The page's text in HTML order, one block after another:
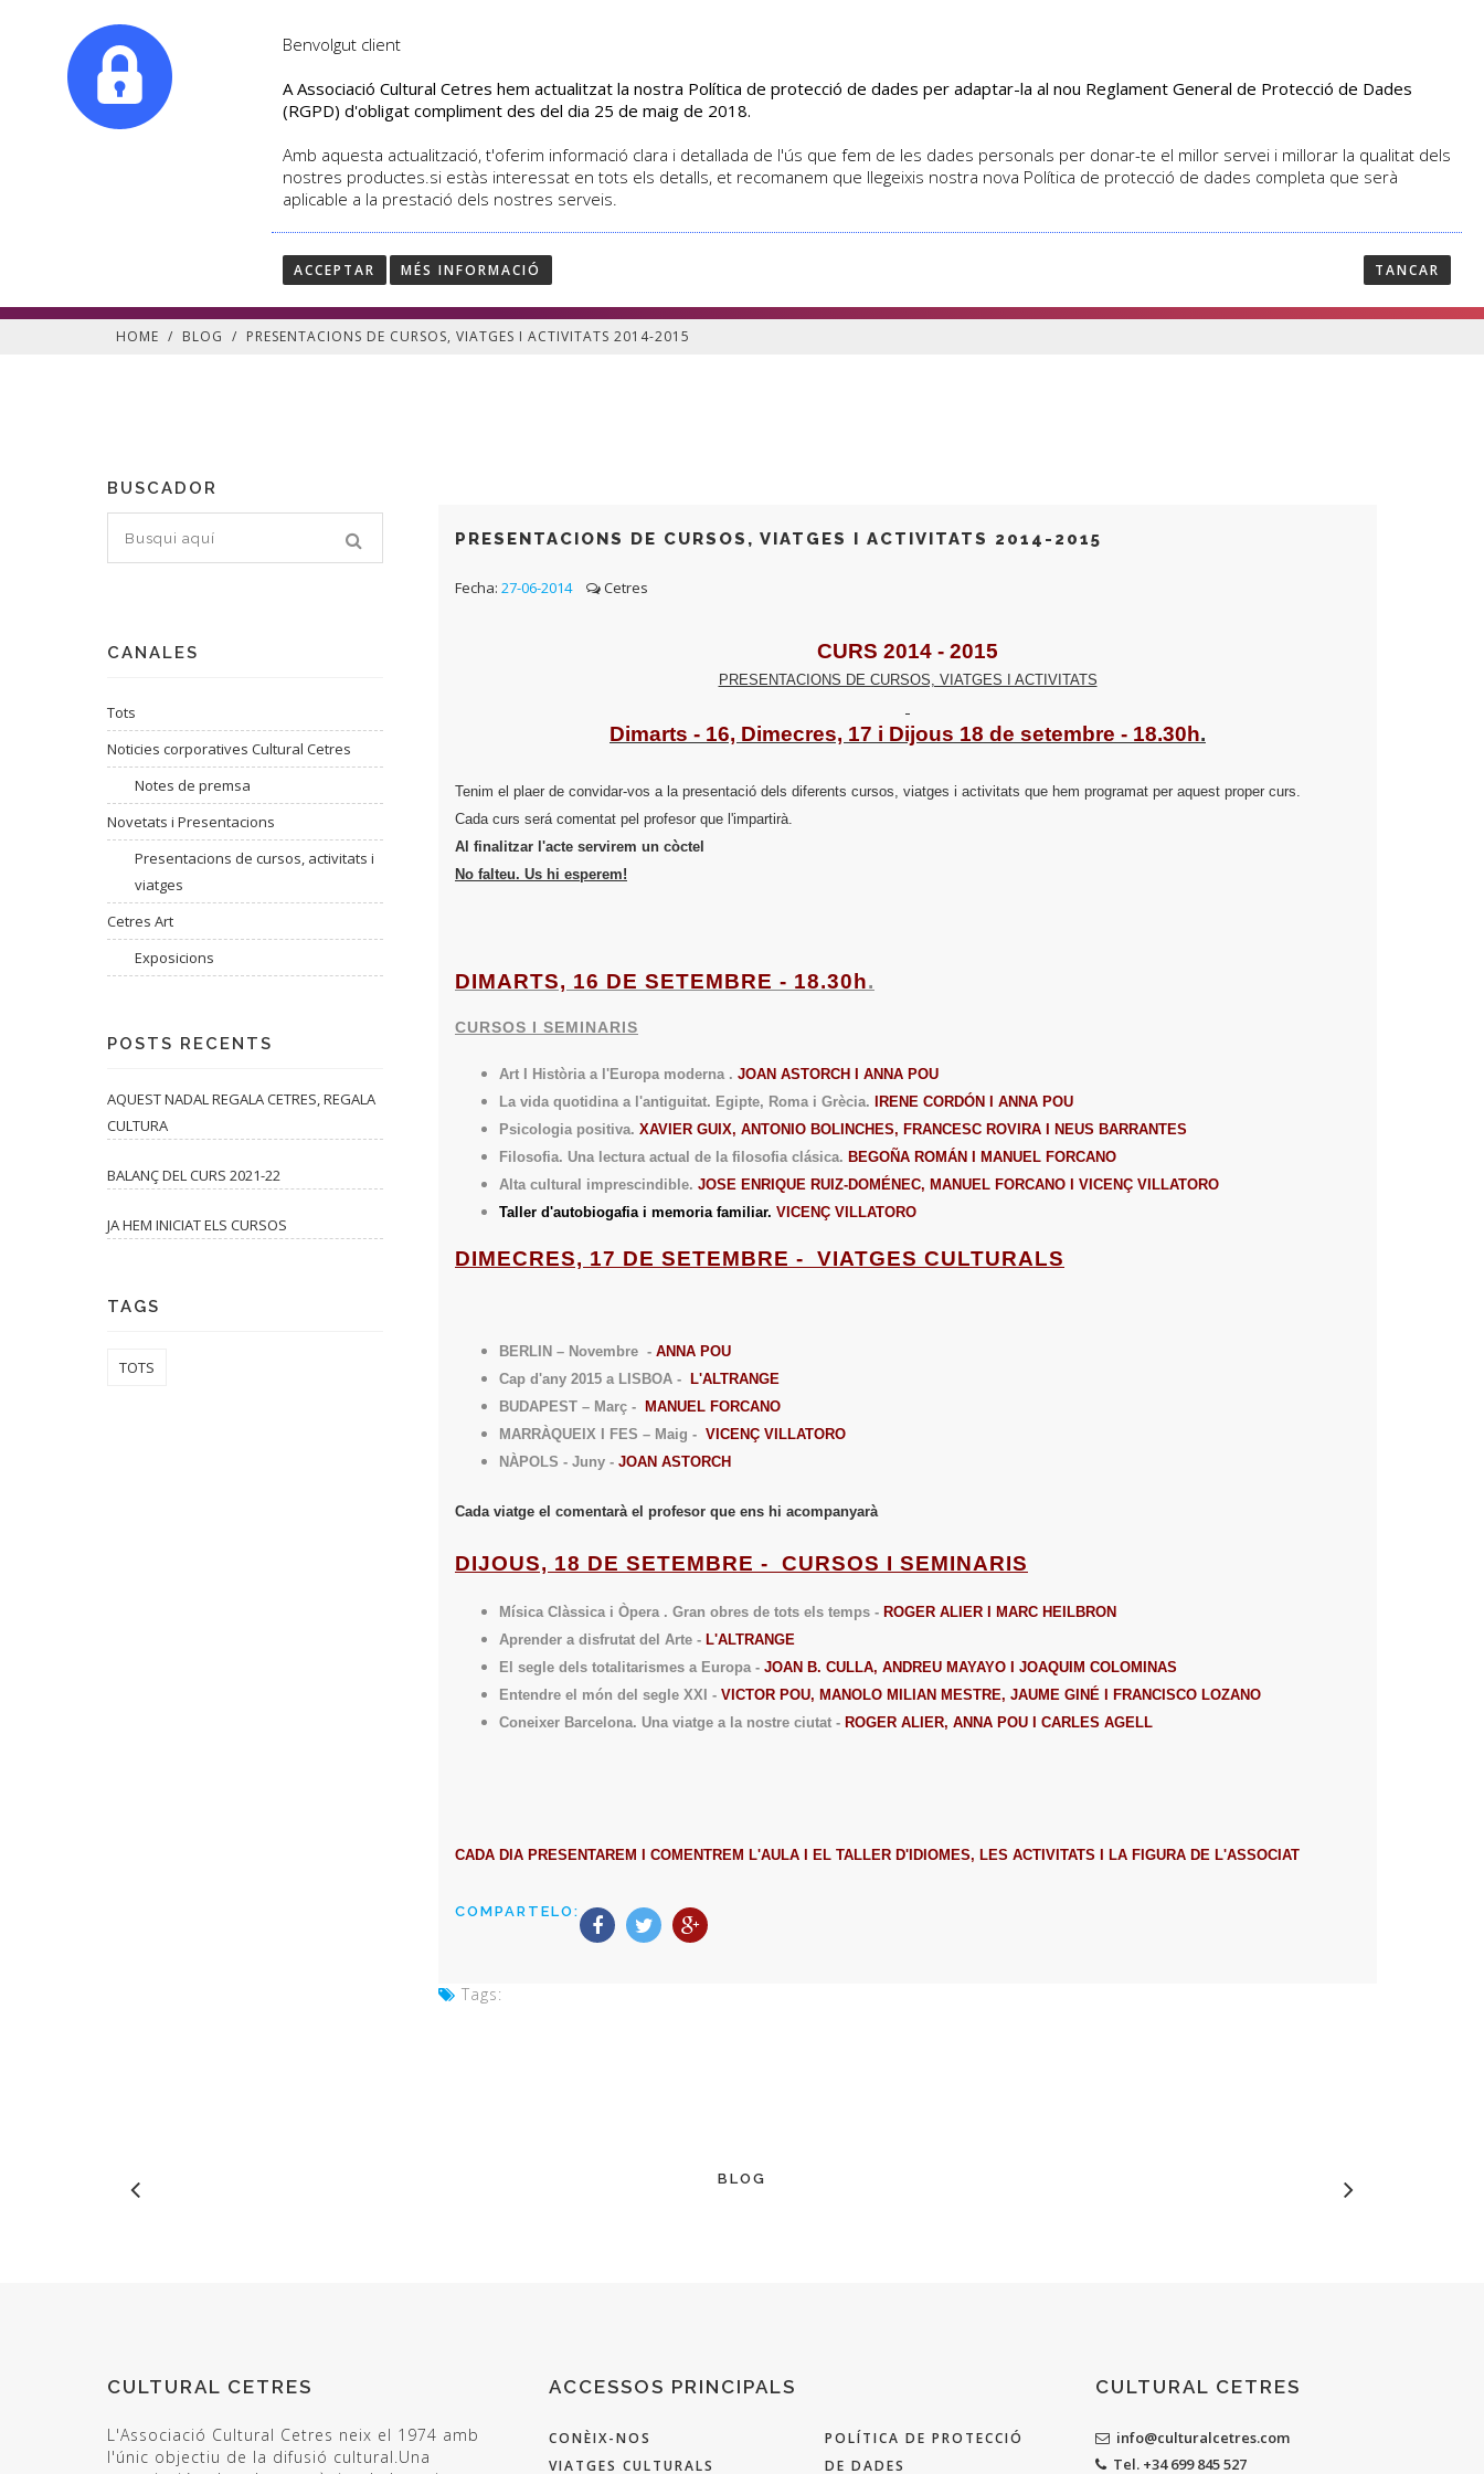
EL CENTRE CURSOS ACTIVITATS ASSOCIATS PROFESSORAT NOTICIES CONTACTAR
Presentacions de cursos, viatges i activitats 2014-2015
Presentacions curs 2014-2015
HOME / BLOG / PRESENTACIONS DE CURSOS, VIATGES I ACTIVITATS 2014-2015
BUSCADOR
CANALES
Tots
Noticies corporatives Cultural Cetres
Notes de premsa
Novetats i Presentacions
Presentacions de cursos, activitats i
viatges
Cetres Art
Exposicions
POSTS RECENTS
AQUEST NADAL REGALA CETRES, REGALA
CULTURA
BALANÇ DEL CURS 2021-22
JA HEM INICIAT ELS CURSOS
TAGS
TOTS
PRESENTACIONS DE CURSOS, VIATGES I ACTIVITATS 2014-2015
Fecha: 27-06-2014 Cetres
CURS 2014 - 2015
PRESENTACIONS DE CURSOS, VIATGES I ACTIVITATS
Dimarts - 16, Dimecres, 17 i Dijous 18 de setembre - 18.30h.
Tenim el plaer de convidar-vos a la presentació dels diferents cursos, viatges i activitats que hem programat per aquest proper curs.
Cada curs será comentat pel profesor que l'impartirà.
Al finalitzar l'acte servirem un còctel
No falteu. Us hi esperem!
DIMARTS, 16 DE SETEMBRE - 18.30h.
CURSOS I SEMINARIS
Art I Història a l'Europa moderna . JOAN ASTORCH I ANNA POU
La vida quotidina a l'antiguitat. Egipte, Roma i Grècia. IRENE CORDÓN I ANNA POU
Psicologia positiva. XAVIER GUIX, ANTONIO BOLINCHES, FRANCESC ROVIRA I NEUS BARRANTES
Filosofia. Una lectura actual de la filosofia clásica. BEGOÑA ROMÁN I MANUEL FORCANO
Alta cultural imprescindible. JOSE ENRIQUE RUIZ-DOMÉNEC, MANUEL FORCANO I VICENÇ VILLATORO
Taller d'autobiogafia i memoria familiar. VICENÇ VILLATORO
DIMECRES, 17 DE SETEMBRE - VIATGES CULTURALS
BERLIN – Novembre - ANNA POU
Cap d'any 2015 a LISBOA - L'ALTRANGE
BUDAPEST – Març - MANUEL FORCANO
MARRÀQUEIX I FES – Maig - VICENÇ VILLATORO
NÀPOLS - Juny - JOAN ASTORCH
Cada viatge el comentarà el profesor que ens hi acompanyarà
DIJOUS, 18 DE SETEMBRE - CURSOS I SEMINARIS
Mísica Clàssica i Òpera . Gran obres de tots els temps - ROGER ALIER I MARC HEILBRON
Aprender a disfrutat del Arte - L'ALTRANGE
El segle dels totalitarismes a Europa - JOAN B. CULLA, ANDREU MAYAYO I JOAQUIM COLOMINAS
Entendre el món del segle XXI - VICTOR POU, MANOLO MILIAN MESTRE, JAUME GINÉ I FRANCISCO LOZANO
Coneixer Barcelona. Una viatge a la nostre ciutat - ROGER ALIER, ANNA POU I CARLES AGELL
CADA DIA PRESENTAREM I COMENTREM L'AULA I EL TALLER D'IDIOMES, LES ACTIVITATS I LA FIGURA DE L'ASSOCIAT
COMPARTELO:
Tags:
BLOG
CULTURAL CETRES
L'Associació Cultural Cetres neix el 1974 amb
l'únic objectiu de la difusió cultural.Una
ACCESSOS PRINCIPALS
CONÈIX-NOS
VIATGES CULTURALS
POLÍTICA DE PROTECCIÓ
DE DADES
CULTURAL CETRES
info@culturalcetres.com
Tel. +34 699 845 527
Benvolgut client
A Associació Cultural Cetres hem actualitzat la nostra Política de protecció de dades per adaptar-la al nou Reglament General de Protecció de Dades
(RGPD) d'obligat compliment des del dia 25 de maig de 2018.
Amb aquesta actualització, t'oferim informació clara i detallada de l'ús que fem de les dades personals per donar-te el millor servei i millorar la qualitat dels
nostres productes.si estàs interessat en tots els detalls, et recomanem que llegeixis nostra nova Política de protecció de dades completa que serà
aplicable a la prestació dels nostres serveis.
ACCEPTAR MÉS INFORMACIÓ TANCAR